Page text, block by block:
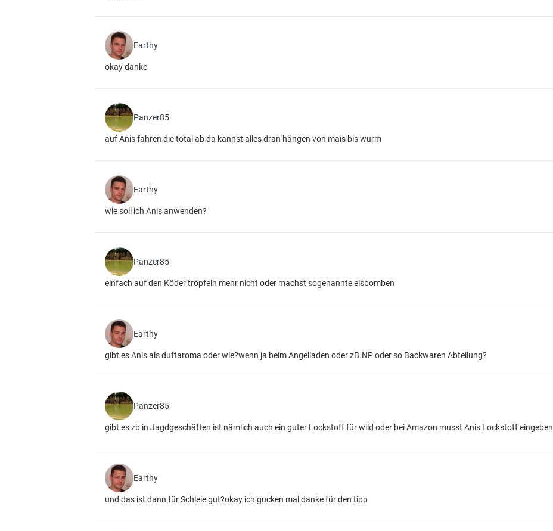
Earthy
okay danke
Panzer85
auf Anis fahren die total ab da kannst alles dran hängen von mais bis wurm
Earthy
wie soll ich Anis anwenden?
Panzer85
einfach auf den Köder tröpfeln mehr nicht oder machst sogenannte eisbomben
Earthy
gibt es Anis als duftaroma oder wie?wenn ja beim Angelladen oder zB.NP oder so Backwaren Abteilung?
Panzer85
gibt es zb in Jagdgeschäften ist nämlich auch ein guter Lockstoff für wild oder bei Amazon musst Anis Lockstoff eingeben
Earthy
und das ist dann für Schleie gut?okay ich gucken mal danke für den tipp